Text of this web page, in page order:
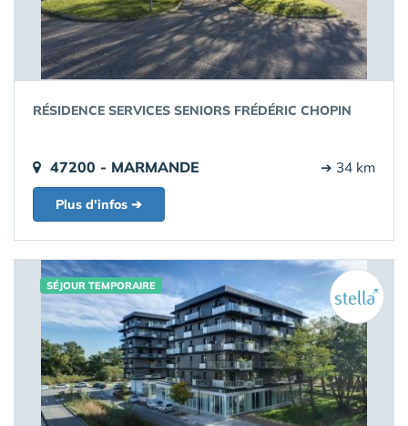
RÉSIDENCE SERVICES SENIORS FRÉDÉRIC CHOPIN
47200 - MARMANDE ➔ 34 km
Plus d'infos ➔
SÉJOUR TEMPORAIRE